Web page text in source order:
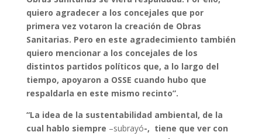
quiero agradecer a los concejales que por
primera vez votaron la creación de Obras
Sanitarias. Pero en este agradecimiento también
quiero mencionar a los concejales de los
distintos partidos políticos que, a lo largo del
tiempo, apoyaron a OSSE cuando hubo que
respaldarla en este mismo recinto”.
“La idea de la sustentabilidad ambiental, de la
cual hablo siempre –subrayó-, tiene que ver con